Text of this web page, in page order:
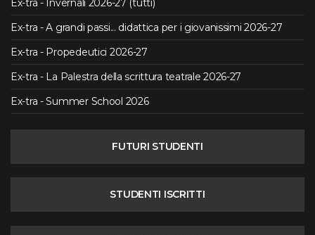
Ex-tra - Invernali 2026-27 (tutti)
Ex-tra - A grandi passi... didattica per i giovanissimi 2026-27
Ex-tra - Propedeutici 2026-27
Ex-tra - La Palestra della scrittura teatrale 2026-27
Ex-tra - Summer School 2026
FUTURI STUDENTI
STUDENTI ISCRITTI